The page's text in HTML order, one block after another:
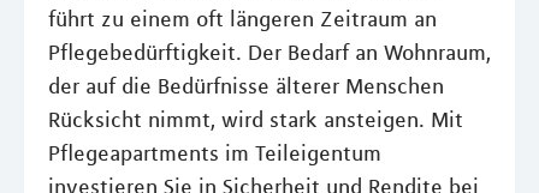
führt zu einem oft längeren Zeitraum an
Pflegebedürftigkeit. Der Bedarf an Wohnraum,
der auf die Bedürfnisse älterer Menschen
Rücksicht nimmt, wird stark ansteigen. Mit
Pflegeapartments im Teileigentum
investieren Sie in Sicherheit und Rendite bei